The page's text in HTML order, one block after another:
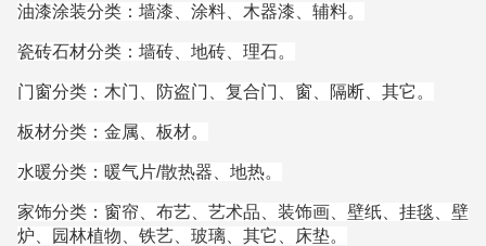
油漆涂装分类：墙漆、涂料、木器漆、辅料。
瓷砖石材分类：墙砖、地砖、理石。
门窗分类：木门、防盗门、复合门、窗、隔断、其它。
板材分类：金属、板材。
水暖分类：暖气片/散热器、地热。
家饰分类：窗帘、布艺、艺术品、装饰画、壁纸、挂毯、壁
炉、园林植物、铁艺、玻璃、其它、床垫。